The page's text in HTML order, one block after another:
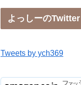
よっしーのTwitter
Tweets by ych369